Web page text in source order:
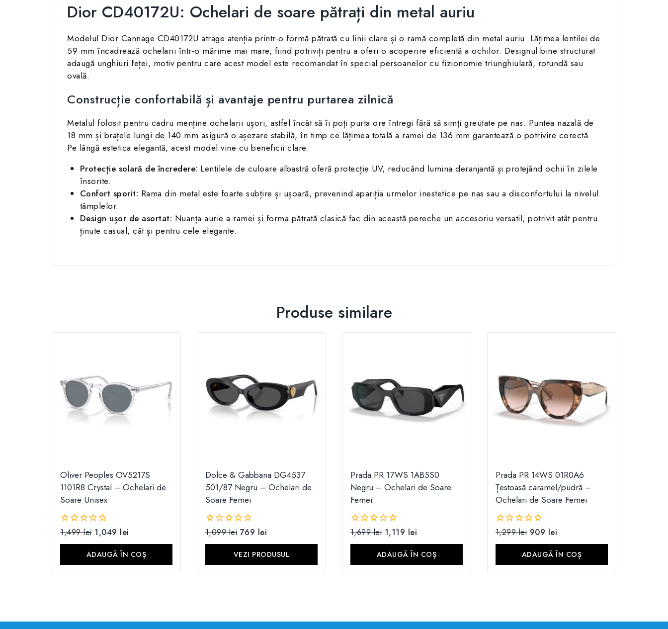
Dior CD40172U: Ochelari de soare pătrați din metal auriu
Modelul Dior Cannage CD40172U atrage atenția printr-o formă pătrată cu linii clare și o ramă completă din metal auriu. Lățimea lentilei de
59 mm încadrează ochelarii într-o mărime mai mare, fiind potriviți pentru a oferi o acoperire eficientă a ochilor. Designul bine structurat
adaugă unghiuri feței, motiv pentru care acest model este recomandat în special persoanelor cu fizionomie triunghiulară, rotundă sau
ovală.
Construcție confortabilă și avantaje pentru purtarea zilnică
Metalul folosit pentru cadru menține ochelarii ușori, astfel încât să îi poți purta ore întregi fără să simți greutate pe nas. Puntea nazală de
18 mm și brațele lungi de 140 mm asigură o așezare stabilă, în timp ce lățimea totală a ramei de 136 mm garantează o potrivire corectă.
Pe lângă estetica elegantă, acest model vine cu beneficii clare:
Protecție solară de încredere: Lentilele de culoare albastră oferă protecție UV, reducând lumina deranjantă și protejând ochii în zilele
însorite.
Confort sporit: Rama din metal este foarte subțire și ușoară, prevenind apariția urmelor inestetice pe nas sau a disconfortului la nivelul
tâmplelor.
Design ușor de asortat: Nuanța aurie a ramei și forma pătrată clasică fac din această pereche un accesoriu versatil, potrivit atât pentru
ținute casual, cât și pentru cele elegante.
Produse similare
Oliver Peoples OV5217S
1101R8 Crystal – Ochelari de
Soare Unisex
0
1,499lei 1,049 lei
ADAUGĂ ÎN COȘ
Dolce & Gabbana DG4537
501/87 Negru – Ochelari de
Soare Femei
0
1,099lei 769 lei
VEZI PRODUSUL
Prada PR 17WS 1AB5S0
Negru – Ochelari de Soare
Femei
0
1,699lei 1,119 lei
ADAUGĂ ÎN COȘ
Prada PR 14WS 01R0A6
Țestoasă caramel/pudră –
Ochelari de Soare Femei
0
1,299lei 909 lei
ADAUGĂ ÎN COȘ